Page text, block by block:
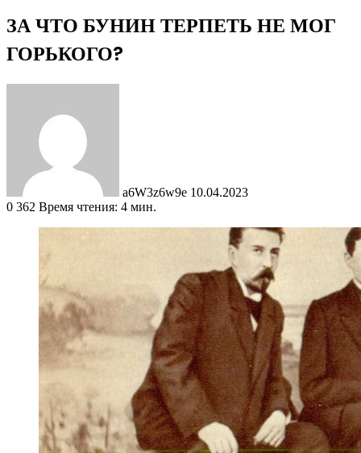
ЗА ЧТО БУНИН ТЕРПЕТЬ НЕ МОГ
ГОРЬКОГО?
a6W3z6w9e 10.04.2023
0 362 Время чтения: 4 мин.